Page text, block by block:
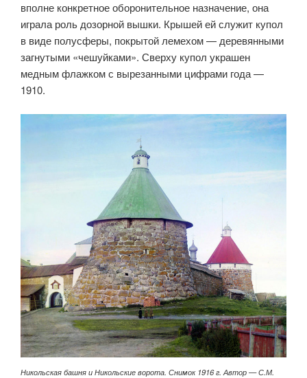
вполне конкретное оборонительное назначение, она
играла роль дозорной вышки. Крышей ей служит купол
в виде полусферы, покрытой лемехом — деревянными
загнутыми «чешуйками». Сверху купол украшен
медным флажком с вырезанными цифрами года —
1910.
Никольская башня и Никольские ворота. Снимок 1916 г. Автор — С.М.